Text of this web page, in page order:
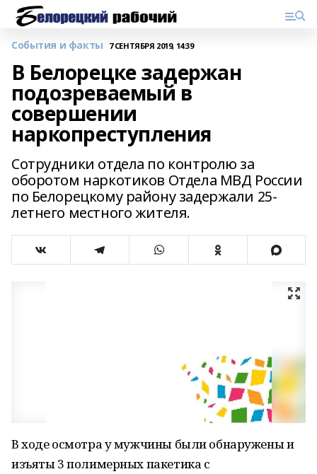
События и факты 7 СЕНТЯБРЯ 2019, 14:39
В Белорецке задержан
подозреваемый в
совершении
наркопреступления
Сотрудники отдела по контролю за
оборотом наркотиков Отдела МВД России
по Белорецкому району задержали 25-
летнего местного жителя.
В ходе осмотра у мужчины были обнаружены и
изъяты 3 полимерных пакетика с